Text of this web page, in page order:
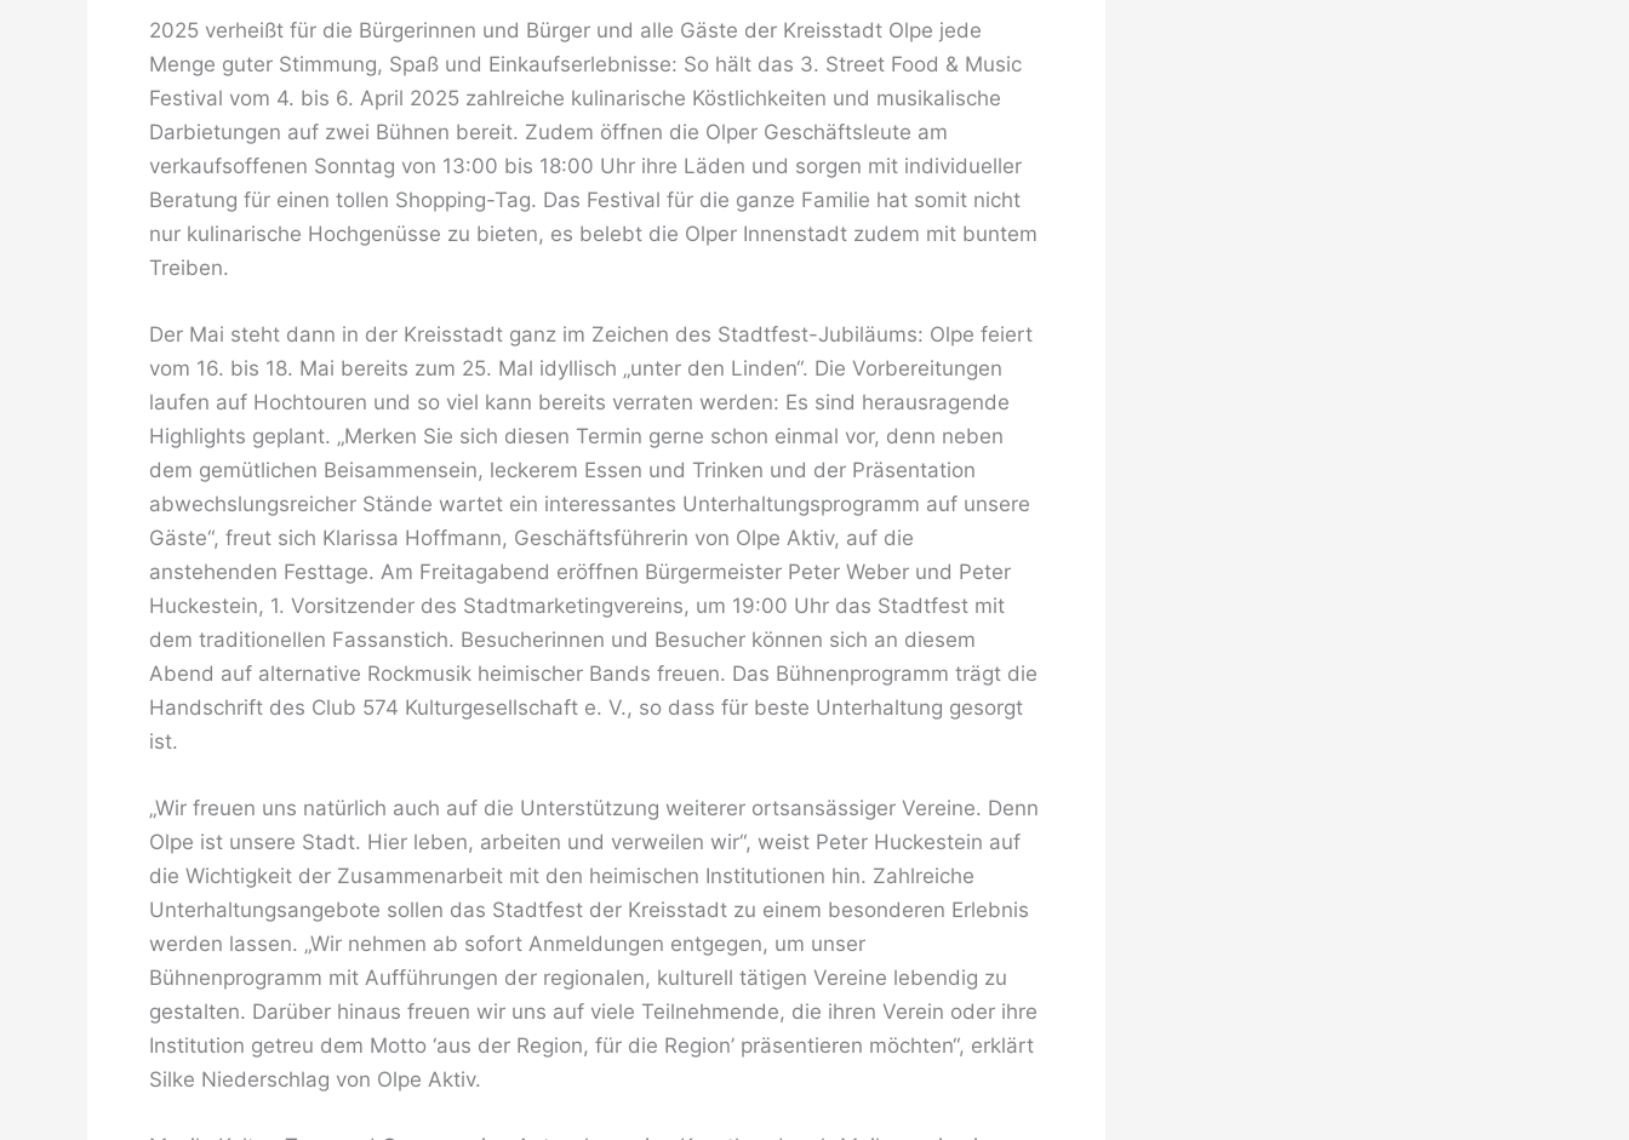
2025 verheißt für die Bürgerinnen und Bürger und alle Gäste der Kreisstadt Olpe jede
Menge guter Stimmung, Spaß und Einkaufserlebnisse: So hält das 3. Street Food & Music
Festival vom 4. bis 6. April 2025 zahlreiche kulinarische Köstlichkeiten und musikalische
Darbietungen auf zwei Bühnen bereit. Zudem öffnen die Olper Geschäftsleute am
verkaufsoffenen Sonntag von 13:00 bis 18:00 Uhr ihre Läden und sorgen mit individueller
Beratung für einen tollen Shopping-Tag. Das Festival für die ganze Familie hat somit nicht
nur kulinarische Hochgenüsse zu bieten, es belebt die Olper Innenstadt zudem mit buntem
Treiben.
Der Mai steht dann in der Kreisstadt ganz im Zeichen des Stadtfest-Jubiläums: Olpe feiert
vom 16. bis 18. Mai bereits zum 25. Mal idyllisch „unter den Linden“. Die Vorbereitungen
laufen auf Hochtouren und so viel kann bereits verraten werden: Es sind herausragende
Highlights geplant. „Merken Sie sich diesen Termin gerne schon einmal vor, denn neben
dem gemütlichen Beisammensein, leckerem Essen und Trinken und der Präsentation
abwechslungsreicher Stände wartet ein interessantes Unterhaltungsprogramm auf unsere
Gäste“, freut sich Klarissa Hoffmann, Geschäftsführerin von Olpe Aktiv, auf die
anstehenden Festtage. Am Freitagabend eröffnen Bürgermeister Peter Weber und Peter
Huckestein, 1. Vorsitzender des Stadtmarketingvereins, um 19:00 Uhr das Stadtfest mit
dem traditionellen Fassanstich. Besucherinnen und Besucher können sich an diesem
Abend auf alternative Rockmusik heimischer Bands freuen. Das Bühnenprogramm trägt die
Handschrift des Club 574 Kulturgesellschaft e. V., so dass für beste Unterhaltung gesorgt
ist.
„Wir freuen uns natürlich auch auf die Unterstützung weiterer ortsansässiger Vereine. Denn
Olpe ist unsere Stadt. Hier leben, arbeiten und verweilen wir“, weist Peter Huckestein auf
die Wichtigkeit der Zusammenarbeit mit den heimischen Institutionen hin. Zahlreiche
Unterhaltungsangebote sollen das Stadtfest der Kreisstadt zu einem besonderen Erlebnis
werden lassen. „Wir nehmen ab sofort Anmeldungen entgegen, um unser
Bühnenprogramm mit Aufführungen der regionalen, kulturell tätigen Vereine lebendig zu
gestalten. Darüber hinaus freuen wir uns auf viele Teilnehmende, die ihren Verein oder ihre
Institution getreu dem Motto ‘aus der Region, für die Region’ präsentieren möchten“, erklärt
Silke Niederschlag von Olpe Aktiv.